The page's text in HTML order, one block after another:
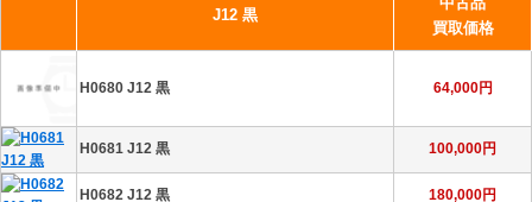
434,000円
H2572 J12 白 290,000円
J12 黒
買取価格
H0680 J12 黒 64,000円
H0681 J12 黒 100,000円
H0682 J12 黒 180,000円